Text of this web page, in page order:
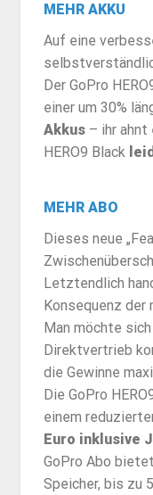
MEHR AKKU
Auf eine
Der GoPro
einer um 30%
Akkus– ihr ahnt
HERO9 Black
MEHR ABO
Dieses neue
Letztendlich
Konsequenz der
Man möchte
Direktvertrieb
die Gewinne
Die GoPro
einem
Euro inklusive
GoPro Abo
Speicher, bis zu